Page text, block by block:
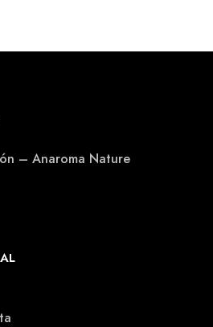
– Anaroma Nature